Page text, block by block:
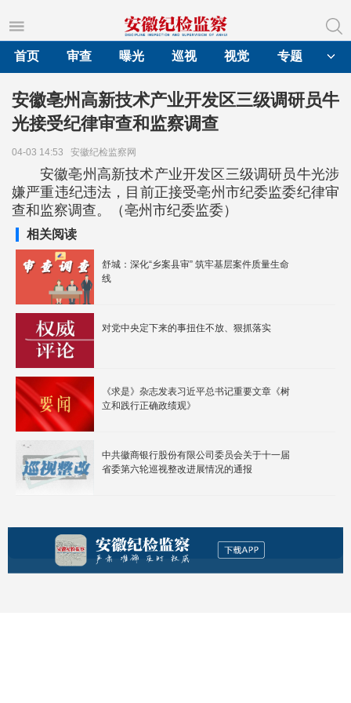
首页
审查 曝光 巡视 视觉 专题
安徽亳州高新技术产业开发区三级调研员牛
光接受纪律审查和监察调查
04-03 14:53 安徽纪检监察网
安徽亳州高新技术产业开发区三级调研员牛光涉
嫌严重违纪违法，目前正接受亳州市纪委监委纪律审
查和监察调查。（亳州市纪委监委）
相关阅读
舒城：深化“乡案县审” 筑牢基层案件质量生命
线
对党中央定下来的事扭住不放、狠抓落实
《求是》杂志发表习近平总书记重要文章《树
立和践行正确政绩观》
中共徽商银行股份有限公司委员会关于十一届
省委第六轮巡视整改进展情况的通报